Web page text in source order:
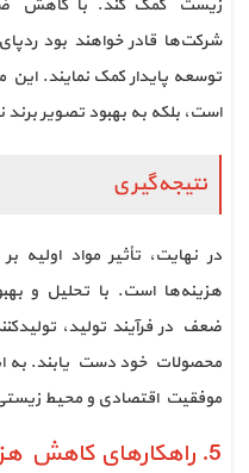
شرکت‌ها قادر خواهند بود
توسعه پایدار کمک نمایند.
است، بلکه به بهبود تصویر
نتیجه‌گیری
در نهایت، تأثیر مواد اولیه
هزینه‌ها است. با تحلیل و
ضعف در فرآیند تولید،
محصولات خود دست یابند. به
موفقیت اقتصادی و محیط
5. راهکارهای کاهش هزینه‌های حمل و نقل